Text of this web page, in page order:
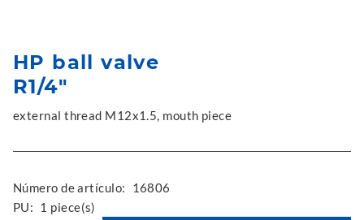
HP ball valve
R1/4"
external thread M12x1.5, mouth piece
Número de artículo:
16806
PU: 1 piece(s)